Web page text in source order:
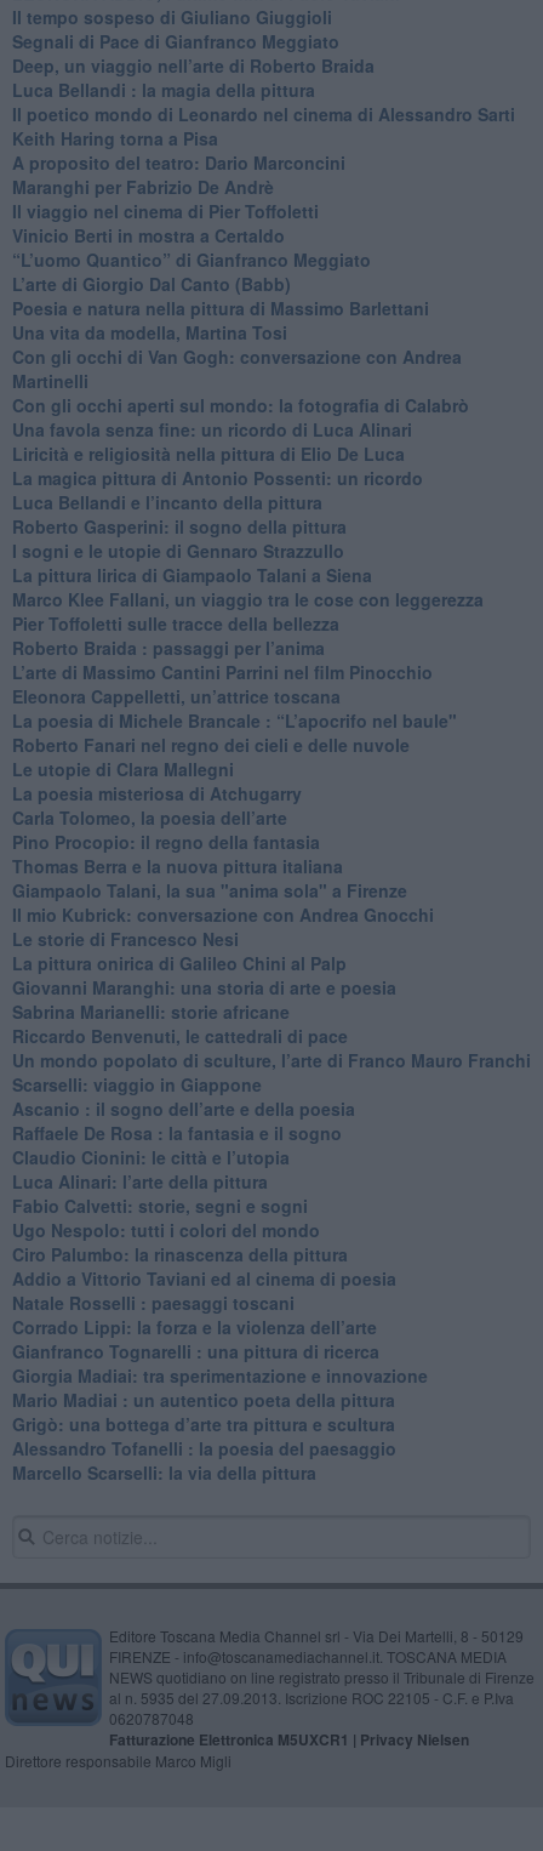
Il tempo sospeso di Giuliano Giuggioli
Segnali di Pace di Gianfranco Meggiato
​Deep, un viaggio nell’arte di Roberto Braida
​Luca Bellandi : la magia della pittura
​Il poetico mondo di Leonardo nel cinema di Alessandro Sarti
​Keith Haring torna a Pisa
​A proposito del teatro: Dario Marconcini
Maranghi per Fabrizio De Andrè
​Il viaggio nel cinema di Pier Toffoletti
Vinicio Berti in mostra a Certaldo
“L’uomo Quantico” di Gianfranco Meggiato
​L’arte di Giorgio Dal Canto (Babb)
Poesia e natura nella pittura di Massimo Barlettani
Una vita da modella, Martina Tosi
​Con gli occhi di Van Gogh: conversazione con Andrea
Martinelli
​Con gli occhi aperti sul mondo: la fotografia di Calabrò
Una favola senza fine: un ricordo di Luca Alinari
Liricità e religiosità nella pittura di Elio De Luca
La magica pittura di Antonio Possenti: un ricordo
Luca Bellandi e l’incanto della pittura
​Roberto Gasperini: il sogno della pittura
I sogni e le utopie di Gennaro Strazzullo
La pittura lirica di Giampaolo Talani a Siena
​Marco Klee Fallani, un viaggio tra le cose con leggerezza
​Pier Toffoletti sulle tracce della bellezza
​Roberto Braida : passaggi per l’anima
​L’arte di Massimo Cantini Parrini nel film Pinocchio
Eleonora Cappelletti, un’attrice toscana
​La poesia di Michele Brancale : “L’apocrifo nel baule"
Roberto Fanari nel regno dei cieli e delle nuvole
Le utopie di Clara Mallegni
​La poesia misteriosa di Atchugarry
Carla Tolomeo, la poesia dell’arte
Pino Procopio: il regno della fantasia
Thomas Berra e la nuova pittura italiana
Giampaolo Talani, la sua "anima sola" a Firenze
Il mio Kubrick: conversazione con Andrea Gnocchi
Le storie di Francesco Nesi
​La pittura onirica di Galileo Chini al Palp
​Giovanni Maranghi: una storia di arte e poesia
Sabrina Marianelli: storie africane
​Riccardo Benvenuti, le cattedrali di pace
​Un mondo popolato di sculture, l’arte di Franco Mauro Franchi
​Scarselli: viaggio in Giappone
​Ascanio : il sogno dell’arte e della poesia
Raffaele De Rosa : la fantasia e il sogno
​Claudio Cionini: le città e l’utopia
Luca Alinari: l’arte della pittura
​Fabio Calvetti: storie, segni e sogni
Ugo Nespolo: tutti i colori del mondo
​Ciro Palumbo: la rinascenza della pittura
​Addio a Vittorio Taviani ed al cinema di poesia
​Natale Rosselli : paesaggi toscani
​Corrado Lippi: la forza e la violenza dell’arte
Gianfranco Tognarelli : una pittura di ricerca
Giorgia Madiai: tra sperimentazione e innovazione
Mario Madiai : un autentico poeta della pittura
Grigò: una bottega d’arte tra pittura e scultura
Alessandro Tofanelli : la poesia del paesaggio
​Marcello Scarselli: la via della pittura
Editore Toscana Media Channel srl - Via Dei Martelli, 8 - 50129
FIRENZE - info@toscanamediachannel.it. TOSCANA MEDIA
NEWS quotidiano on line registrato presso il Tribunale di Firenze
al n. 5935 del 27.09.2013. Iscrizione ROC 22105 - C.F. e P.Iva
0620787048
Fatturazione Elettronica M5UXCR1 | Privacy Nielsen
Direttore responsabile Marco Migli